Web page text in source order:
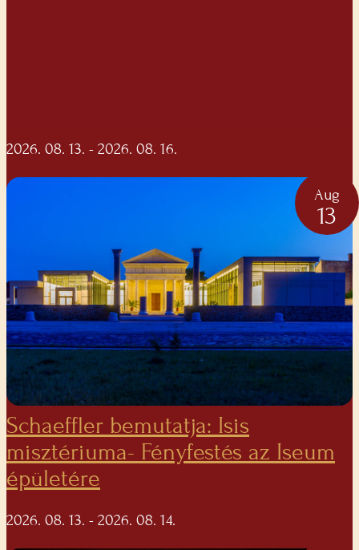
2026. 08. 13. - 2026. 08. 16.
Aug
13
Schaeffler bemutatja: Isis
misztériuma- Fényfestés az Iseum
épületére
2026. 08. 13. - 2026. 08. 14.